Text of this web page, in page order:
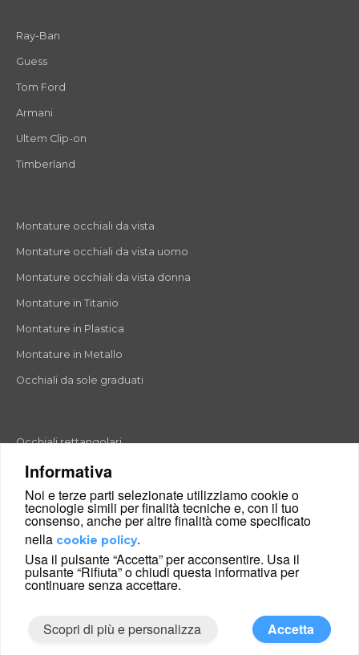
Informativa
Noi e terze parti selezionate utilizziamo cookie o
tecnologie simili per finalità tecniche e, con il tuo
consenso, anche per altre finalità come specificato
nella cookie policy.
Usa il pulsante “Accetta” per acconsentire. Usa il
pulsante “Rifiuta” o chiudi questa informativa per
continuare senza accettare.
Scopri di più e personalizza Accetta
Ray-Ban
Guess
Tom Ford
Armani
Ultem Clip-on
Timberland
Montature occhiali da vista
Montature occhiali da vista uomo
Montature occhiali da vista donna
Montature in Titanio
Montature in Plastica
Montature in Metallo
Occhiali da sole graduati
Occhiali rettangolari
Occhiali rotondi
Occhiali a goccia
Occhiali a farfalla
Occhiali esagonali
Occhiali cat-eyes